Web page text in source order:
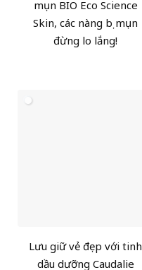
mụn BIO Eco Science
Skin, các nàng bị mụn
đừng lo lắng!
Lưu giữ vẻ đẹp với tinh
dầu dưỡng Caudalie